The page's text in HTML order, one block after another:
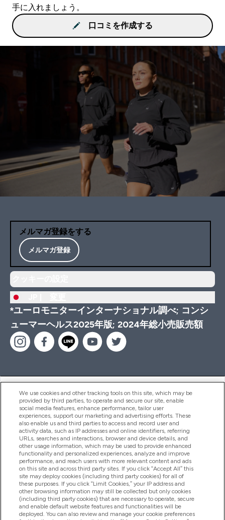
手に入れましょう。
口コミを作成する
メルマガ登録をする
メルマガ登録
*ユーロモニターインターナショナル調べ; コンシ
ューマーヘルス2025年版; 2024年総小売販売額
ヘルプ＆ガイド
商品について
会社概要
特典＆ポイント
We use cookies and other tracking tools on this site, which may be
provided by third parties, to operate and secure our site, enable
social media features, enhance performance, tailor user
experiences, support our marketing and advertising efforts. These
also enable us and third parties to access and record user and
activity data, such as IP addresses and online identifiers, referring
URLs, searches and interactions, browser and device details, and
other usage information, which may be used to provide enhanced
functionality and personalized experiences, analyze and improve
performance, and reach users with more relevant content and ads
on this site and across third party sites. If you click “Accept All” this
site may deploy cookies (including third party cookies) for all of
these purposes. If you click “Limit Cookies,” your IP address and
other browsing information may still be collected but only cookies
(including third party cookies) that are necessary to operate, secure
and enable default website features and functionalities will be
deployed. You can also review and manage your cookie preferences